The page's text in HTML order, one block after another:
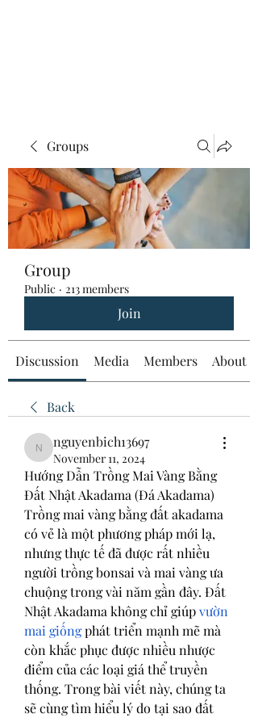
Groups
Group
Public · 213 members
Join
Discussion Media Members About
Back
nguyenbich13697
nguyenbich13697
November 11, 2024
Hướng Dẫn Trồng Mai Vàng Bằng
Đất Nhật Akadama (Đá Akadama)
Trồng mai vàng bằng đất akadama
có vẻ là một phương pháp mới lạ,
nhưng thực tế đã được rất nhiều
người trồng bonsai và mai vàng ưa
chuộng trong vài năm gần đây. Đất
Nhật Akadama không chỉ giúp vườn
mai giống phát triển mạnh mẽ mà
còn khắc phục được nhiều nhược
điểm của các loại giá thể truyền
thống. Trong bài viết này, chúng ta
sẽ cùng tìm hiểu lý do tại sao đất